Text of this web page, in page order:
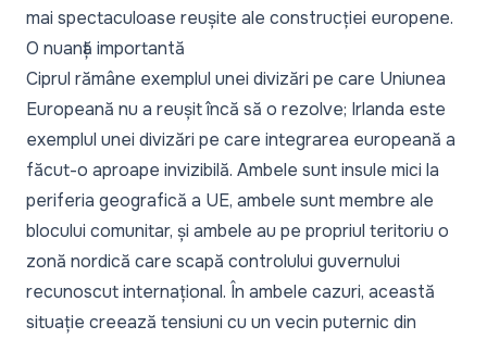
mai spectaculoase reușite ale construcției europene.
O nuanță importantă
Ciprul rămâne exemplul unei divizări pe care Uniunea
Europeană nu a reușit încă să o rezolve; Irlanda este
exemplul unei divizări pe care integrarea europeană a
făcut-o aproape invizibilă. Ambele sunt insule mici la
periferia geografică a UE, ambele sunt membre ale
blocului comunitar, și ambele au pe propriul teritoriu o
zonă nordică care scapă controlului guvernului
recunoscut internațional. În ambele cazuri, această
situație creează tensiuni cu un vecin puternic din